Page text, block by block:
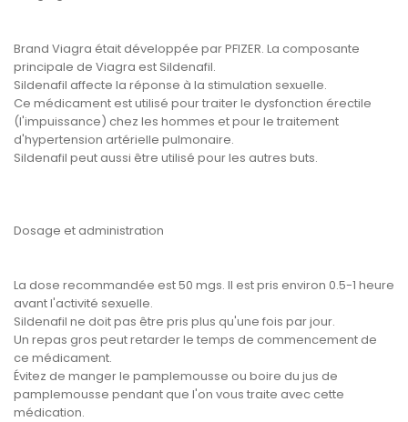
Brand Viagra était développée par PFIZER. La composante
principale de Viagra est Sildenafil.
Sildenafil affecte la réponse à la stimulation sexuelle.
Ce médicament est utilisé pour traiter le dysfonction érectile
(l'impuissance) chez les hommes et pour le traitement
d'hypertension artérielle pulmonaire.
Sildenafil peut aussi être utilisé pour les autres buts.
Dosage et administration
La dose recommandée est 50 mgs. Il est pris environ 0.5-1 heure
avant l'activité sexuelle.
Sildenafil ne doit pas être pris plus qu'une fois par jour.
Un repas gros peut retarder le temps de commencement de
ce médicament.
Évitez de manger le pamplemousse ou boire du jus de
pamplemousse pendant que l'on vous traite avec cette
médication.